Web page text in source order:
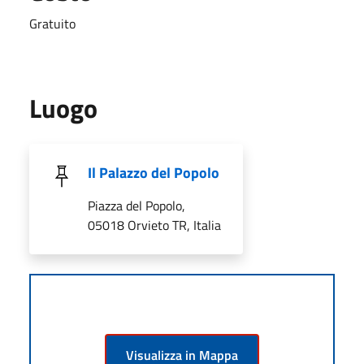
Gratuito
Luogo
Il Palazzo del Popolo
Piazza del Popolo,
05018 Orvieto TR, Italia
Visualizza in Mappa